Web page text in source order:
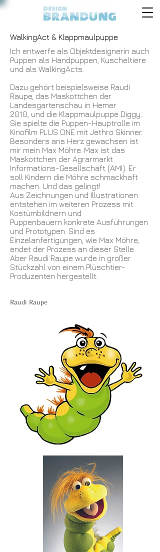
WalkingAct & Klappmaulpuppe
Ich entwerfe als Objektdesignerin auch
Puppen als Handpuppen, Kuscheltiere
und als WalkingActs.
Dazu gehört beispielsweise Raudi
Raupe, das Maskottchen der
Landesgartenschau in Hemer
2010, und die Klappmaulpuppe Diggy.
Sie spielte die Puppen-Hauptrolle im
Kinofilm PLUS ONE mit Jethro Skinner.
Besonders ans Herz gewachsen ist
mir mein Max Möhre. Max ist das
Maskottchen der Agrarmarkt
Informations-Gesellschaft (AMI). Er
soll Kindern die Möhre schmackhaft
machen. Und das gelingt!
Aus Zeichnungen und Illustrationen
entstehen im weiteren Prozess mit
Kostümbildnern und
Puppenbauern konkrete Ausführungen
und Prototypen. Sind es
Einzelanfertigungen, wie Max Möhre,
endet der Prozess an dieser Stelle.
Aber Raudi Raupe wurde in großer
Stückzahl von einem Plüschtier-
Produzenten hergestellt.
Raudi Raupe